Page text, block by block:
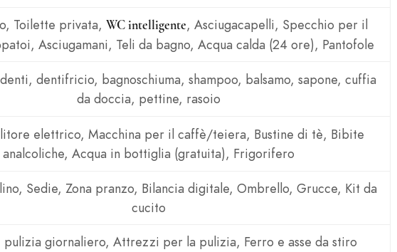
Toilette privata, WC intelligente, Asciugacapelli, Specchio per il
Asciugamani, Teli da bagno, Acqua calda (24 ore), Pantofole
dentifricio, bagnoschiuma, shampoo, balsamo, sapone, cuffia
da doccia, pettine, rasoio
elettrico, Macchina per il caffè/teiera, Bustine di tè, Bibite
analcoliche, Acqua in bottiglia (gratuita), Frigorifero
Sedie, Zona pranzo, Bilancia digitale, Ombrello, Grucce, Kit da
cucito
giornaliero, Attrezzi per la pulizia, Ferro e asse da stiro